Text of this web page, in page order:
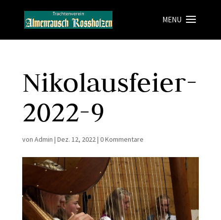
Nikolausfeier-
2022-9
von Admin | Dez. 12, 2022| 0 Kommentare